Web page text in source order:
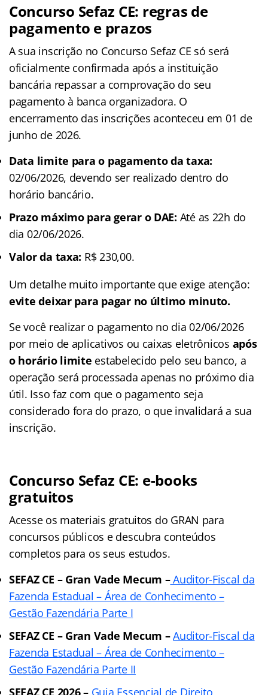
Concurso Sefaz CE: regras de
pagamento e prazos
A sua inscrição no Concurso Sefaz CE só será
oficialmente confirmada após a instituição
bancária repassar a comprovação do seu
pagamento à banca organizadora. O
encerramento das inscrições aconteceu em 01 de
junho de 2026.
Data limite para o pagamento da taxa:
02/06/2026, devendo ser realizado dentro do
horário bancário.
Prazo máximo para gerar o DAE: Até as 22h do
dia 02/06/2026.
Valor da taxa: R$ 230,00.
Um detalhe muito importante que exige atenção:
evite deixar para pagar no último minuto.
Se você realizar o pagamento no dia 02/06/2026
por meio de aplicativos ou caixas eletrônicos após
o horário limite estabelecido pelo seu banco, a
operação será processada apenas no próximo dia
útil. Isso faz com que o pagamento seja
considerado fora do prazo, o que invalidará a sua
inscrição.
Concurso Sefaz CE: e-books
gratuitos
Acesse os materiais gratuitos do GRAN para
concursos públicos e descubra conteúdos
completos para os seus estudos.
SEFAZ CE – Gran Vade Mecum –Auditor-Fiscal da
Fazenda Estadual – Área de Conhecimento –
Gestão Fazendária Parte I
SEFAZ CE – Gran Vade Mecum –Auditor-Fiscal da
Fazenda Estadual – Área de Conhecimento –
Gestão Fazendária Parte II
SEFAZ CE 2026– Guia Essencial de Direito